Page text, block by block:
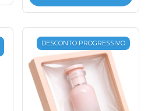
DESCONTO PROGRESSIVO